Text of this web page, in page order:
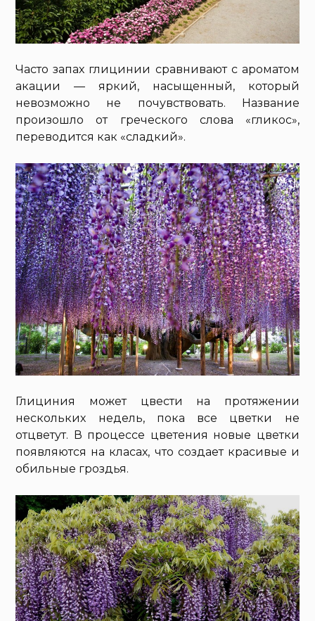
Часто запах глицинии сравнивают с ароматом
акации — яркий, насыщенный, который
невозможно не почувствовать. Название
произошло от греческого слова «гликос»,
переводится как «сладкий».
Глициния может цвести на протяжении
нескольких недель, пока все цветки не
отцветут. В процессе цветения новые цветки
появляются на класах, что создает красивые и
обильные гроздья.